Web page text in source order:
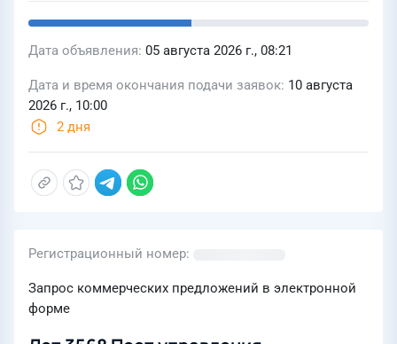
Дата объявления 05 августа 2026 г., 08:21
Дата и время окончания подачи заявок 10 августа
2026 г., 10:00
2 дня
Регистрационный номер
Запрос коммерческих предложений в электронной
форме